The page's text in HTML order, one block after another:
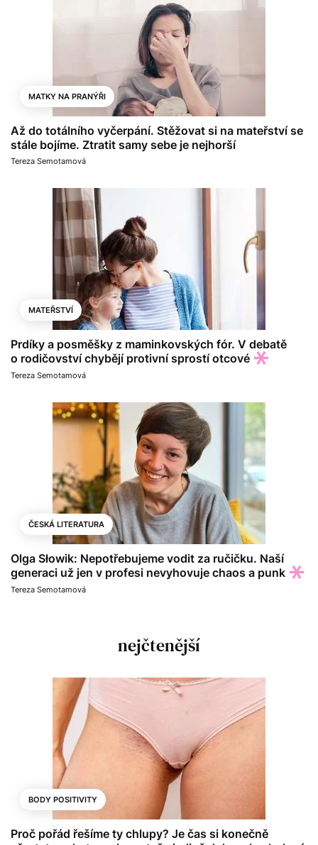
MATKY NA PRANÝŘI
Až do totálního vyčerpání. Stěžovat si na mateřství se
stále bojíme. Ztratit samy sebe je nejhorší
Tereza Semotamová
MATEŘSTVÍ
Prdíky a posměšky z maminkovských fór. V debatě
o rodičovství chybějí protivní sprostí otcové
Tereza Semotamová
ČESKÁ LITERATURA
Olga Słowik: Nepotřebujeme vodit za ručičku. Naší
generaci už jen v profesi nevyhovuje chaos a punk
Tereza Semotamová
nejčtenější
BODY POSITIVITY
Proč pořád řešíme ty chlupy? Je čas si konečně